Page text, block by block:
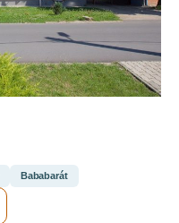
Bababarát